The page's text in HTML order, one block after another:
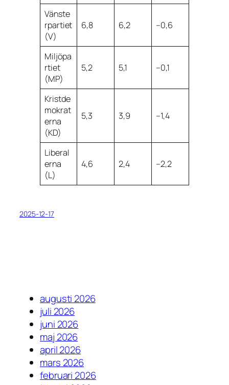
Vänste
rpartiet
(V)
6,8 6,2 –0,6
Miljöpa
rtiet
(MP)
5,2 5,1 –0,1
Kristde
mokrat
erna
(KD)
5,3 3,9 –1,4
Liberal
erna
(L)
4,6 2,4 –2,2
2025-12-17
augusti 2026
juli 2026
juni 2026
maj 2026
april 2026
mars 2026
februari 2026